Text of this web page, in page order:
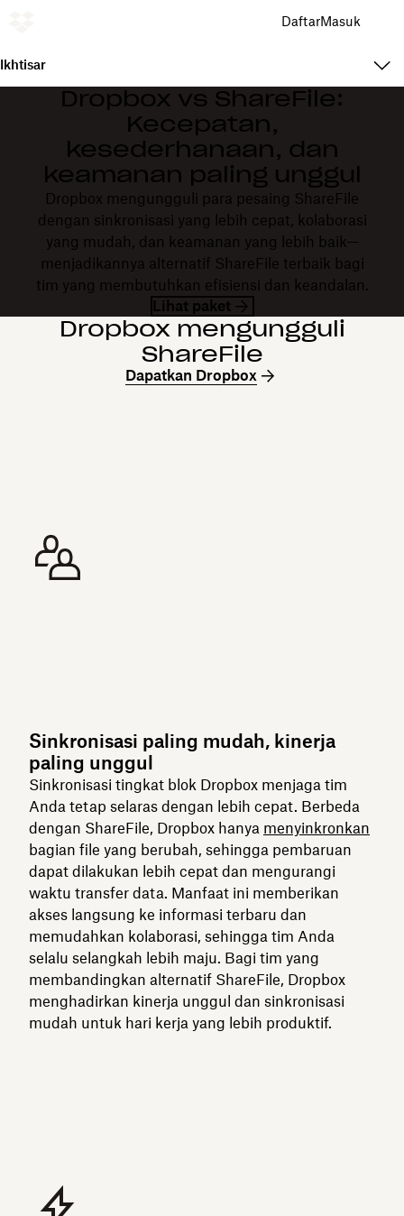
DaftarMasuk
Ikhtisar
Dropbox vs ShareFile:
Kecepatan,
kesederhanaan, dan
keamanan paling unggul
Dropbox mengungguli para pesaing ShareFile
dengan sinkronisasi yang lebih cepat, kolaborasi
yang mudah, dan keamanan yang lebih baik—
menjadikannya alternatif ShareFile terbaik bagi
tim yang membutuhkan efisiensi dan keandalan.
Lihat paket
Dropbox mengungguli
ShareFile
Dapatkan Dropbox
Sinkronisasi paling mudah, kinerja
paling unggul
Sinkronisasi tingkat blok Dropbox menjaga tim
Anda tetap selaras dengan lebih cepat. Berbeda
dengan ShareFile, Dropbox hanya menyinkronkan
bagian file yang berubah, sehingga pembaruan
dapat dilakukan lebih cepat dan mengurangi
waktu transfer data. Manfaat ini memberikan
akses langsung ke informasi terbaru dan
memudahkan kolaborasi, sehingga tim Anda
selalu selangkah lebih maju. Bagi tim yang
membandingkan alternatif ShareFile, Dropbox
menghadirkan kinerja unggul dan sinkronisasi
mudah untuk hari kerja yang lebih produktif.